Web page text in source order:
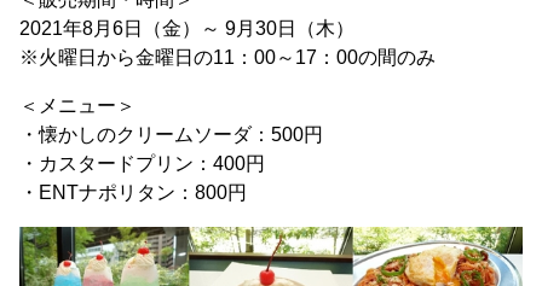
2021年8月6日（金）～ 9月30日（木）
※火曜日から金曜日の11：00～17：00の間のみ
＜メニュー＞
・懐かしのクリームソーダ：500円
・カスタードプリン：400円
・ENTナポリタン：800円